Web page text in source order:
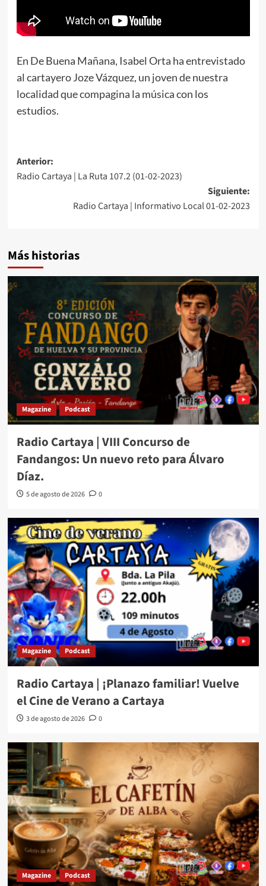
En De Buena Mañana, Isabel Orta ha entrevistado
al cartayero Joze Vázquez, un joven de nuestra
localidad que compagina la música con los
estudios.
Anterior:
Radio Cartaya | La Ruta 107.2 (01-02-2023)
Siguiente:
Radio Cartaya | Informativo Local 01-02-2023
Más historias
Magazine Podcast
Radio Cartaya | VIII Concurso de
Fandangos: Un nuevo reto para Álvaro
Díaz.
5 de agosto de 2026 0
Magazine Podcast
Radio Cartaya | ¡Planazo familiar! Vuelve
el Cine de Verano a Cartaya
3 de agosto de 2026 0
Magazine Podcast